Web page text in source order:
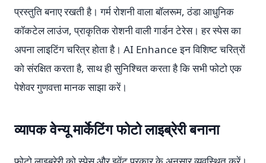
प्रस्तुति बनाए रखती है। गर्म रोशनी वाला बॉलरूम, ठंडा आधुनिक
कॉकटेल लाउंज, प्राकृतिक रोशनी वाली गार्डन टेरेस। हर स्पेस का
अपना लाइटिंग चरित्र होता है। AI Enhance इन विशिष्ट चरित्रों
को संरक्षित करता है, साथ ही सुनिश्चित करता है कि सभी फोटो एक
पेशेवर गुणवत्ता मानक साझा करें।
व्यापक वेन्यू मार्केटिंग फोटो लाइब्रेरी बनाना